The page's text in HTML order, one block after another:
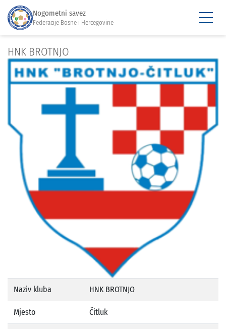
Nogometni savez
Federacije Bosne i Hercegovine
HNK BROTNJO
Naziv kluba HNK BROTNJO
Mjesto Čitluk